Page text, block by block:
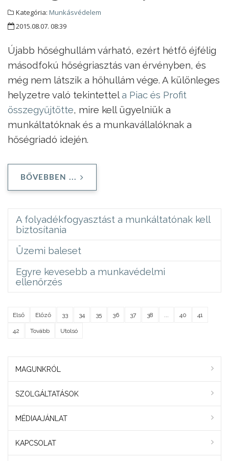
Kategória: Munkásvédelem
2015.08.07. 08:39
Újabb hőséghullám várható, ezért hétfő éjfélig
másodfokú hőségriasztás van érvényben, és
még nem látszik a hőhullám vége. A különleges
helyzetre való tekintettela Piac és Profit
összegyűjtötte, mire kell ügyelniük a
munkáltatóknak és a munkavállalóknak a
hőségriadó idején.
BŐVEBBEN ...
A folyadékfogyasztást a munkáltatónak kell
biztosítania
Üzemi baleset
Egyre kevesebb a munkavédelmi
ellenőrzés
Első Előző 33 34 35 36 37 38 40 41
42 Tovább Utolsó
MAGUNKRÓL
SZOLGÁLTATÁSOK
MÉDIAAJÁNLAT
KAPCSOLAT